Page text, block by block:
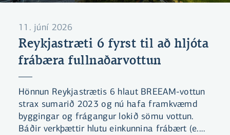
11. júní 2026
Reykjastræti 6 fyrst til að hljóta
frábæra fullnaðarvottun
Hönnun Reykjastrætis 6 hlaut BREEAM-vottun
strax sumarið 2023 og nú hafa framkvæmd
byggingar og frágangur lokið sömu vottun.
Báðir verkþættir hlutu einkunnina frábært (e.